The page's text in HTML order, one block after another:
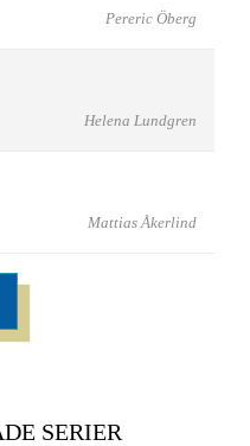
Pereric Öberg
Helena Lundgren
Mattias Åkerlind
SERIER